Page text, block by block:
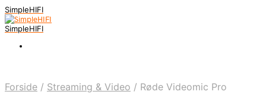
SimpleHIFI
SimpleHIFI
Forside / Streaming & Video / Røde Videomic Pro